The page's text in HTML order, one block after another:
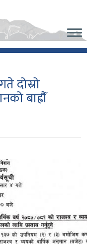
दोस्रो
बाह्रौँ